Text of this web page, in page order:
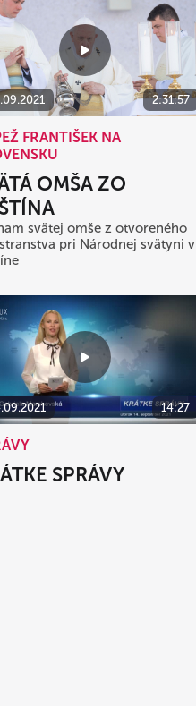
2:31:57
FRANTIŠEK NA
OMŠA ZO
svätej omše z otvoreného
pri Národnej svätyni v
14:27
SPRÁVY